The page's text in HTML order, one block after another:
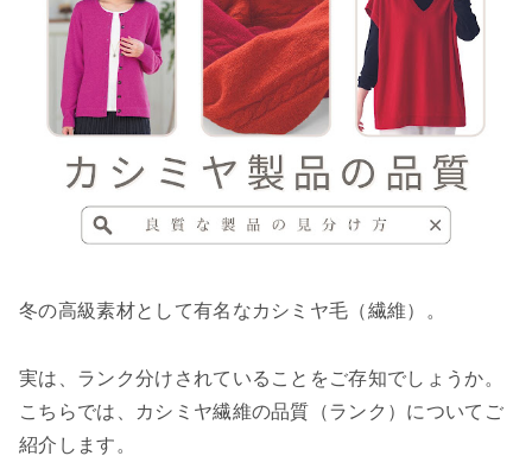
冬の高級素材として有名なカシミヤ毛（繊維）。
実は、ランク分けされていることをご存知でしょうか。
こちらでは、カシミヤ繊維の品質（ランク）についてご
紹介します。